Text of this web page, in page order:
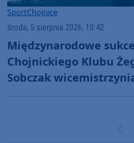
SportChojnice
środa, 5 sierpnia 2026, 10:42
Międzynarodowe
Chojnickiego Klubu
Sobczak